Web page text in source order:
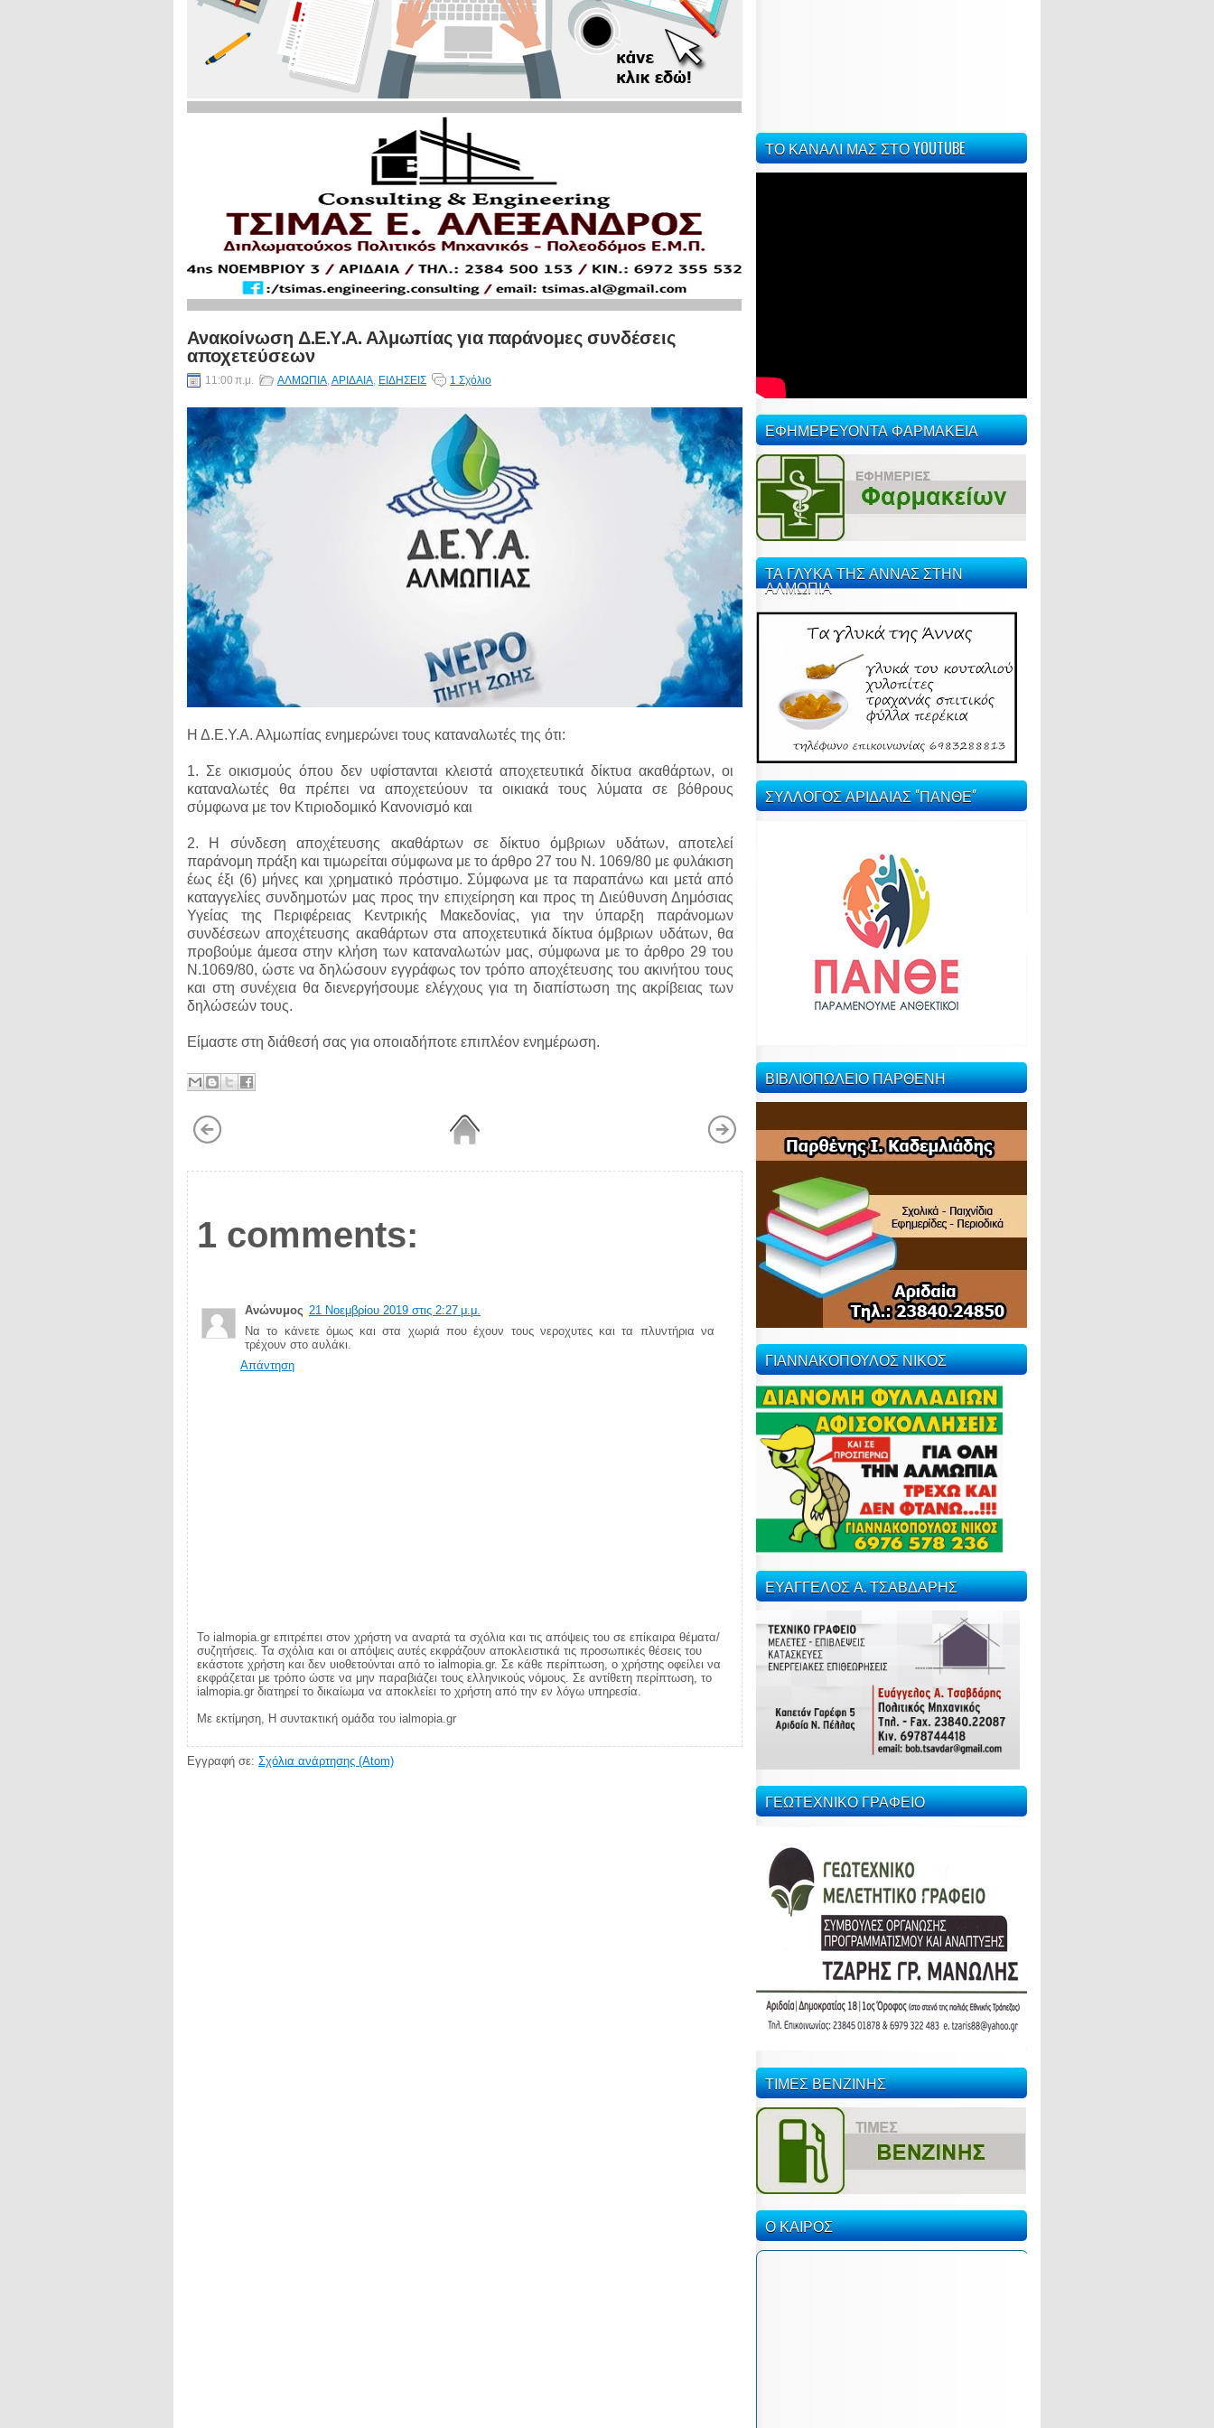
Ανακοίνωση Δ.Ε.Υ.Α. Αλμωπίας για παράνομες συνδέσεις
αποχετεύσεων
11:00 π.μ. ΑΛΜΩΠΙΑ,ΑΡΙΔΑΙΑ, ΕΙΔΗΣΕΙΣ 1 Σχόλιο
Η Δ.Ε.Υ.Α. Αλμωπίας ενημερώνει τους καταναλωτές της ότι:
1. Σε οικισμούς όπου δεν υφίστανται κλειστά αποχετευτικά δίκτυα ακαθάρτων, οι
καταναλωτές θα πρέπει να αποχετεύουν τα οικιακά τους λύματα σε βόθρους
σύμφωνα με τον Κτιριοδομικό Κανονισμό και
2. Η σύνδεση αποχέτευσης ακαθάρτων σε δίκτυο όμβριων υδάτων, αποτελεί
παράνομη πράξη και τιμωρείται σύμφωνα με το άρθρο 27 του Ν. 1069/80 με φυλάκιση
έως έξι (6) μήνες και χρηματικό πρόστιμο. Σύμφωνα με τα παραπάνω και μετά από
καταγγελίες συνδημοτών μας προς την επιχείρηση και προς τη Διεύθυνση Δημόσιας
Υγείας της Περιφέρειας Κεντρικής Μακεδονίας, για την ύπαρξη παράνομων
συνδέσεων αποχέτευσης ακαθάρτων στα αποχετευτικά δίκτυα όμβριων υδάτων, θα
προβούμε άμεσα στην κλήση των καταναλωτών μας, σύμφωνα με το άρθρο 29 του
Ν.1069/80, ώστε να δηλώσουν εγγράφως τον τρόπο αποχέτευσης του ακινήτου τους
και στη συνέχεια θα διενεργήσουμε ελέγχους για τη διαπίστωση της ακρίβειας των
δηλώσεών τους.
Είμαστε στη διάθεσή σας για οποιαδήποτε επιπλέον ενημέρωση.
1 comments:
Ανώνυμος 21 Νοεμβρίου 2019 στις 2:27 μ.μ.
Να το κάνετε όμως και στα χωριά που έχουν τους νεροχυτες και τα πλυντήρια να
τρέχουν στο αυλάκι.
Απάντηση
Το ialmopia.gr επιτρέπει στον χρήστη να αναρτά τα σχόλια και τις απόψεις του σε επίκαιρα θέματα/
συζητήσεις. Τα σχόλια και οι απόψεις αυτές εκφράζουν αποκλειστικά τις προσωπικές θέσεις του
εκάστοτε χρήστη και δεν υιοθετούνται από το ialmopia.gr. Σε κάθε περίπτωση, ο χρήστης οφείλει να
εκφράζεται με τρόπο ώστε να μην παραβιάζει τους ελληνικούς νόμους. Σε αντίθετη περίπτωση, το
ialmopia.gr διατηρεί το δικαίωμα να αποκλείει το χρήστη από την εν λόγω υπηρεσία.
Με εκτίμηση, Η συντακτική ομάδα του ialmopia.gr
Εγγραφή σε: Σχόλια ανάρτησης (Atom)
ΤΟ ΚΑΝΑΛΙ ΜΑΣ ΣΤΟ YOUTUBE
ΕΦΗΜΕΡΕΥΟΝΤΑ ΦΑΡΜΑΚΕΙΑ
ΤΑ ΓΛΥΚΑ ΤΗΣ ΑΝΝΑΣ ΣΤΗΝ
ΑΛΜΩΠΙΑ
ΣΥΛΛΟΓΟΣ ΑΡΙΔΑΙΑΣ "ΠΑΝΘΕ"
ΒΙΒΛΙΟΠΩΛΕΙΟ ΠΑΡΘΕΝΗ
ΓΙΑΝΝΑΚΟΠΟΥΛΟΣ ΝΙΚΟΣ
ΕΥΑΓΓΕΛΟΣ Α. ΤΣΑΒΔΑΡΗΣ
ΓΕΩΤΕΧΝΙΚΟ ΓΡΑΦΕΙΟ
ΤΙΜΕΣ ΒΕΝΖΙΝΗΣ
Ο ΚΑΙΡΟΣ